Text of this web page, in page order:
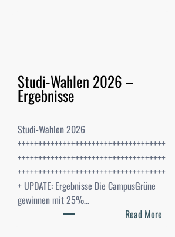
Studi-Wahlen 2026 –
Ergebnisse
Studi-Wahlen 2026
++++++++++++++++++++++++++++++++++++
++++++++++++++++++++++++++++++++++++
++++++++++++++++++++++++++++++++++++
+ UPDATE: Ergebnisse Die CampusGrüne
gewinnen mit 25%…
Read More: